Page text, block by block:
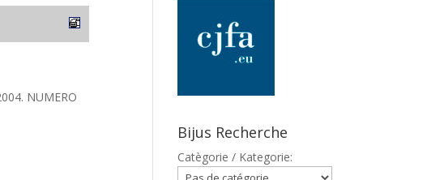
NUMERO
Bijus Recherche
Catègorie / Kategorie: